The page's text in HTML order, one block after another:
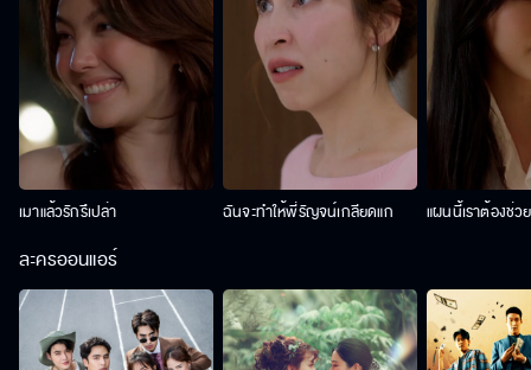
เมาแล้วรักรึเปล่า ฉันจะทำให้พี่รัญจน์เกลียดแก แผนนี้เราต้องช่ว
ละครออนแอร์